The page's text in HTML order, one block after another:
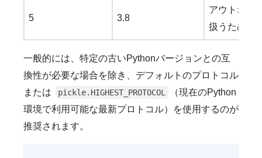
5 3.8
アウトオブ
扱うための
一般的には、特定の古いPythonバージョンとの互
換性が必要な場合を除き、デフォルトのプロトコル
または
pickle.HIGHEST_PROTOCOL
（現在のPython
環境で利用可能な最新プロトコル）を使用するのが
推奨されます。